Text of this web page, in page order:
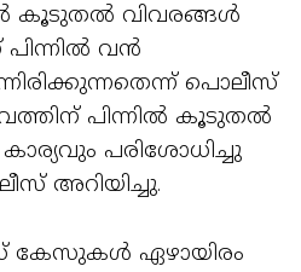
കൂടുതല്‍ വിവരങ്ങള്‍
വന്‍
പൊലീസ്
പിന്നില്‍ കൂടുതല്‍
പരിശോധിച്ചു
അറിയിച്ചു.
കേസുകള്‍ ഏഴായിരം